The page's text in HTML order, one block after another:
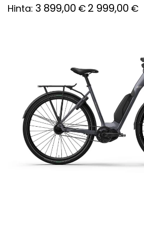
Hinta: 3 899,00 € 2 999,00 €